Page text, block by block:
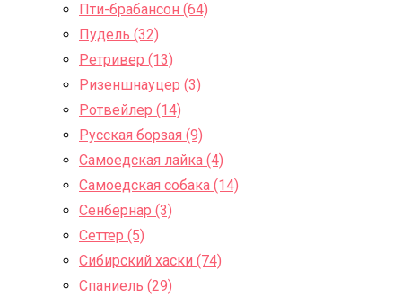
Пти-брабансон (64)
Пудель (32)
Ретривер (13)
Ризеншнауцер (3)
Ротвейлер (14)
Русская борзая (9)
Самоедская лайка (4)
Самоедская собака (14)
Сенбернар (3)
Сеттер (5)
Сибирский хаски (74)
Спаниель (29)